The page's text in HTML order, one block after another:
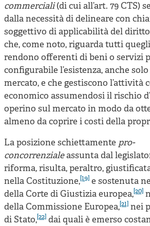
commerciali(di cui all’art. 79 CTS)
dalla necessità di delineare con
soggettivo di applicabilità del
che, come noto, riguarda tutti
rendono offerenti di beni o servizi
configurabile l’esistenza, anche
mercato, e che gestiscono l’attività
economico assumendosi il rischio
operino sul mercato in modo da
almeno da coprire i costi della
La posizione schiettamente pro-
concorrenzialeassunta dal
riforma,risulta, peraltro,
nella Costituzione,[19] e sostenuta
della Corte di Giustizia europea,[20]
della Commissione Europea,[21] nei
di Stato,[22] dai quali è emerso